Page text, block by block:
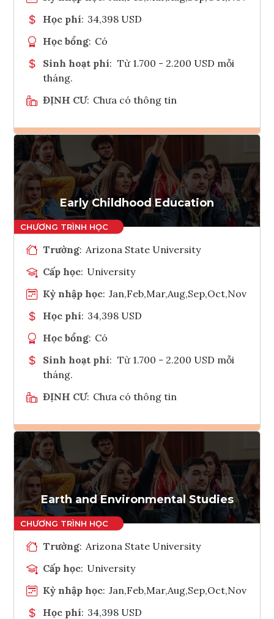
Học phí: 34,398 USD
Học bổng: Có
Sinh hoạt phí: Từ 1.700 - 2.200 USD mỗi
tháng.
ĐỊNH CƯ: Chưa có thông tin
Ghi danh
Tham vấn Interlink
Early Childhood Education
Trường: Arizona State University
Cấp học: University
Kỳ nhập học: Jan,Feb,Mar,Aug,Sep,Oct,Nov
Học phí: 34,398 USD
Học bổng: Có
Sinh hoạt phí: Từ 1.700 - 2.200 USD mỗi
tháng.
ĐỊNH CƯ: Chưa có thông tin
Ghi danh
Tham vấn Interlink
Earth and Environmental Studies
Trường: Arizona State University
Cấp học: University
Kỳ nhập học: Jan,Feb,Mar,Aug,Sep,Oct,Nov
Học phí: 34,398 USD